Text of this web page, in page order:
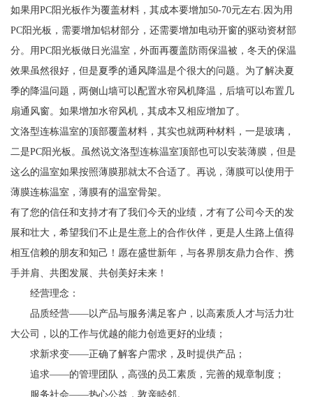
如果用PC阳光板作为覆盖材料，其成本要增加50-70元左右.因为用
PC阳光板，需要增加铝材部分，还需要增加电动开窗的驱动资材部
分。用PC阳光板做日光温室，外面再覆盖防雨保温被，冬天的保温
效果虽然很好，但是夏季的通风降温是个很大的问题。为了解决夏
季的降温问题，两侧山墙可以配置水帘风机降温，后墙可以布置几
扇通风窗。如果增加水帘风机，其成本又相应增加了。
文洛型连栋温室的顶部覆盖材料，其实也就两种材料，一是玻璃，
二是PC阳光板。虽然说文洛型连栋温室顶部也可以安装薄膜，但是
这么的温室如果按照薄膜那就太不合适了。再说，薄膜可以使用于
薄膜连栋温室，薄膜有的温室骨架。
有了您的信任和支持才有了我们今天的业绩，才有了公司今天的发
展和壮大，希望我们不止是生意上的合作伙伴，更是人生路上值得
相互信赖的朋友和知己！愿在盛世新年，与各界朋友鼎力合作、携
手并肩、共图发展、共创美好未来！
经营理念：
品质经营——以产品与服务满足客户，以高素质人才与活力壮
大公司，以的工作与优越的能力创造更好的业绩；
求新求变——正确了解客户需求，及时提供产品；
追求——的管理团队，高强的员工素质，完善的规章制度；
服务社会——热心公益，敦亲睦邻。